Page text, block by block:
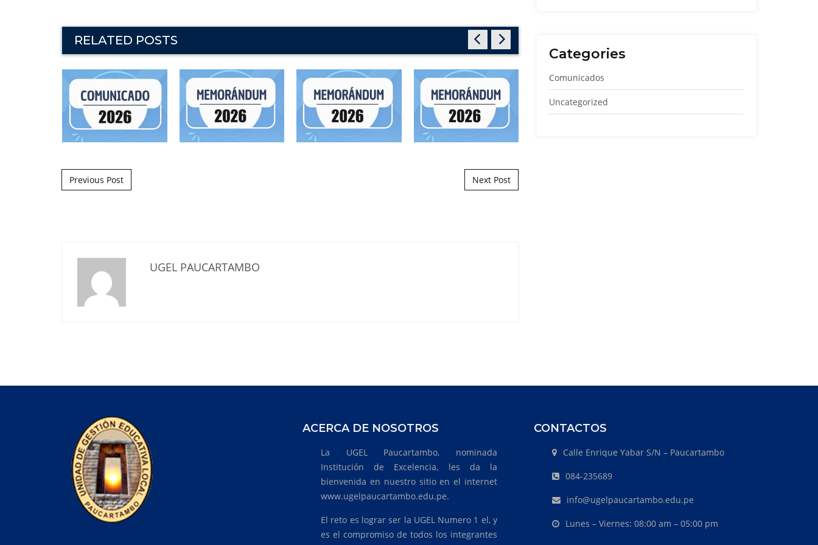
RELATED POSTS
Post navigation
Previous Post Next Post
UGEL PAUCARTAMBO
Categories
Comunicados
Uncategorized
ACERCA DE NOSOTROS
La UGEL Paucartambo, nominada
Institución de Excelencia, les da la
bienvenida en nuestro sitio en el internet
www.ugelpaucartambo.edu.pe.
El reto es lograr ser la UGEL Numero 1 el, y
es el compromiso de todos los integrantes
CONTACTOS
Calle Enrique Yabar S/N – Paucartambo
084-235689
info@ugelpaucartambo.edu.pe
Lunes – Viernes: 08:00 am – 05:00 pm